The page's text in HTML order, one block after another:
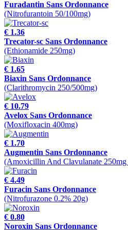
Furadantin Sans Ordonnance
(Nitrofurantoin 50/100mg)
€ 1.36
Trecator-sc Sans Ordonnance
(Ethionamide 250mg)
€ 1.65
Biaxin Sans Ordonnance
(Clarithromycin 250/500mg)
€ 10.79
Avelox Sans Ordonnance
(Moxifloxacin 400mg)
€ 1.70
Augmentin Sans Ordonnance
(Amoxicillin And Clavulanate
€ 4.49
Furacin Sans Ordonnance
(Nitrofurazone 0.2% 20g)
€ 0.80
Noroxin Sans Ordonnance